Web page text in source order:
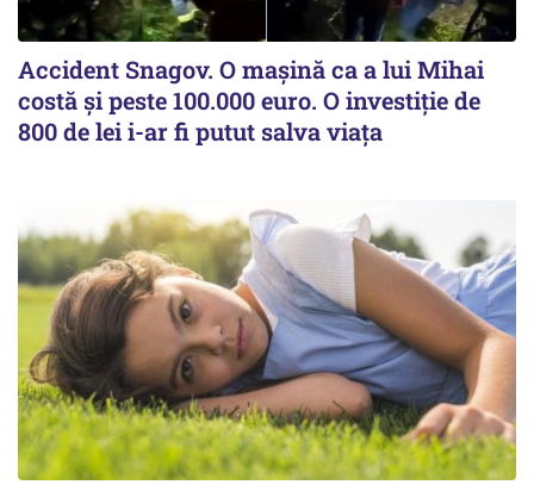
Accident Snagov. O mașină ca a lui Mihai
costă și peste 100.000 euro. O investiție de
800 de lei i-ar fi putut salva viața